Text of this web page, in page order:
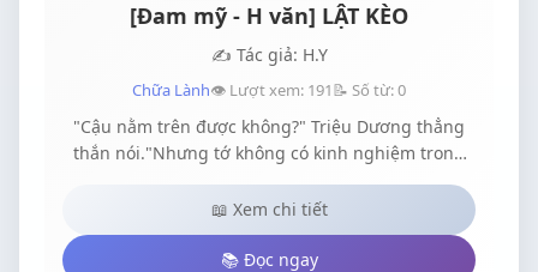
[Đam mỹ - H văn] LẬT KÈO
✍️ Tác giả: H.Y
Chữa Lành👁️ Lượt xem: 191📝 Số từ: 0
"Cậu nằm trên được không?" Triệu Dương thẳng
thắn nói."Nhưng tớ không có kinh nghiệm trong
việc này..." "Không sao, tôi đảm bảo cậu có thể làm
tốt." Triệu Dương dùng đôi mắt ôn nhu, ấm áp để
nhìn người con trai bên cạnh.Từ lần đầu vô tình
chạm mặt, dù Lý Đình chưa biết đến sự tồn tại của
📖 Xem chi tiết
📚 Đọc ngay